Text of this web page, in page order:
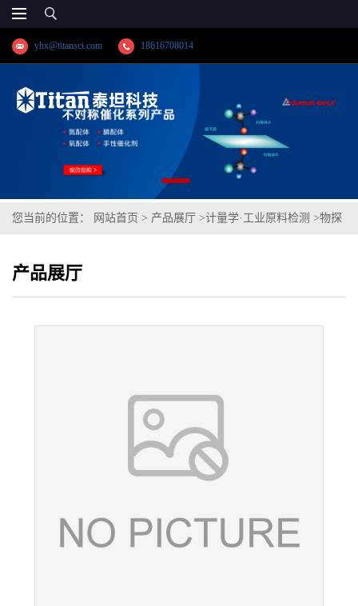
yhx@titansci.com 18616708014
您当前的位置： 网站首页 > 产品展厅 >计量学·工业原料检测 >物探
产品展厅